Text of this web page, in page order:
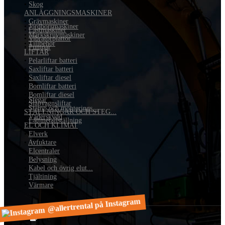
Skog
ANLÄGGNINGSMASKINER
• Grävmaskiner
• Lastmaskiner
• Vibratorplattor
• Pumpar
• Jordborrmaskiner
• Markskruvmaskiner
• Tillbehör
LIFTAR
• Pelarliftar batteri
• Saxliftar batteri
Saxliftar diesel
Bomliftar batteri
Bomliftar diesel
Släpvagnsliftar
STÄLLNINGAR OCH STEG...
Lättmetallställning
Stegar
•Stämp och monterings...
•Väderskydd
EL OCH KLIMAT
Elverk
Avfuktare
Elcentraler
Belysning
Kabel och övrig elut...
Tjältining
Värmare
@allertrental på Instagram